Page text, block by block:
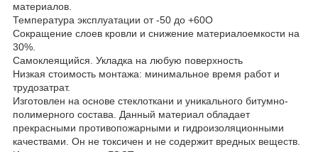
материалов.
Температура эксплуатации от -50 до +60О
Сокращение слоев кровли и снижение материалоемкости на
30%.
Самоклеящийся. Укладка на любую поверхность
Низкая стоимость монтажа: минимальное время работ и
трудозатрат.
Изготовлен на основе стеклоткани и уникального битумно-
полимерного состава. Данный материал обладает
прекрасными противопожарными и гидроизоляционными
качествами. Он не токсичен и не содержит вредных веществ.